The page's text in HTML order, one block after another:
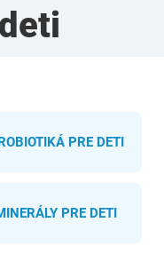
PRE DETI
PRE DETI